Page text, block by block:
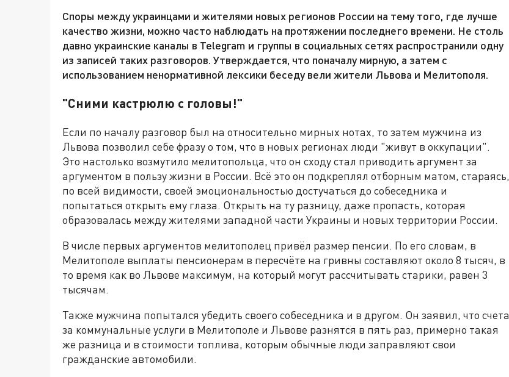
Споры между украинцами и жителями новых регионов России на тему того, где лучше
качество жизни, можно часто наблюдать на протяжении последнего времени. Не столь
давно украинские каналы в Telegram и группы в социальных сетях распространили одну
из записей таких разговоров. Утверждается, что поначалу мирную, а затем с
использованием ненормативной лексики беседу вели жители Львова и Мелитополя.
"Сними кастрюлю с головы!"
Если по началу разговор был на относительно мирных нотах, то затем мужчина из
Львова позволил себе фразу о том, что в новых регионах люди "живут в оккупации".
Это настолько возмутило мелитопольца, что он сходу стал приводить аргумент за
аргументом в пользу жизни в России. Всё это он подкреплял отборным матом, стараясь,
по всей видимости, своей эмоциональностью достучаться до собеседника и
попытаться открыть ему глаза. Открыть на ту разницу, даже пропасть, которая
образовалась между жителями западной части Украины и новых территории России.
В числе первых аргументов мелитополец привёл размер пенсии. По его словам, в
Мелитополе выплаты пенсионерам в пересчёте на гривны составляют около 8 тысяч, в
то время как во Львове максимум, на который могут рассчитывать старики, равен 3
тысячам.
Также мужчина попытался убедить своего собеседника и в другом. Он заявил, что счета
за коммунальные услуги в Мелитополе и Львове разнятся в пять раз, примерно такая
же разница и в стоимости топлива, которым обычные люди заправляют свои
гражданские автомобили.